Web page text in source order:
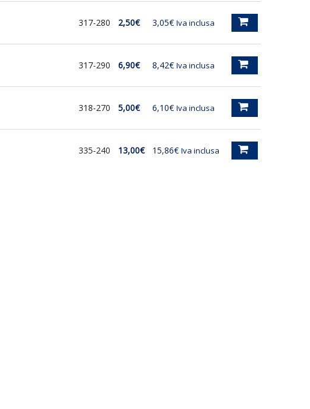
317-280 2,50€ 3,05€ Iva inclusa
317-290 6,90€ 8,42€ Iva inclusa
318-270 5,00€ 6,10€ Iva inclusa
335-240 13,00€ 15,86€ Iva inclusa